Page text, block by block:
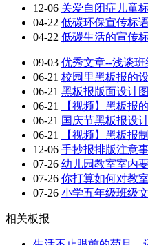
12-06 关爱自闭症儿童
04-22 低碳环保宣传标
04-22 低碳生活的宣传
09-03 优秀文章--浅谈
06-21 校园里黑板报的
06-21 黑板报版面设计
06-21
【视频】黑板报
06-21 国庆节黑板报设
06-21
【视频】黑板报
12-06 手抄报排版注意
07-26 幼儿园教室室内
07-26 你打算如何对教
07-26 小学五年级班级
相关板报